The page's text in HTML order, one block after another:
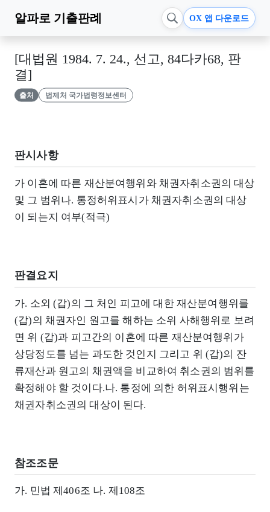
알파로 기출판례 OX 앱 다운로드
[대법원 1984. 7. 24., 선고, 84다카68, 판
결]
출처 법제처 국가법령정보센터
판시사항
가 이혼에 따른 재산분여행위와 채권자취소권의 대상
및 그 범위나. 통정허위표시가 채권자취소권의 대상
이 되는지 여부(적극)
판결요지
가. 소외 (갑)의 그 처인 피고에 대한 재산분여행위를
(갑)의 채권자인 원고를 해하는 소위 사해행위로 보려
면 위 (갑)과 피고간의 이혼에 따른 재산분여행위가
상당정도를 넘는 과도한 것인지 그리고 위 (갑)의 잔
류재산과 원고의 채권액을 비교하여 취소권의 범위를
확정해야 할 것이다.나. 통정에 의한 허위표시행위는
채권자취소권의 대상이 된다.
참조조문
가. 민법 제406조 나. 제108조